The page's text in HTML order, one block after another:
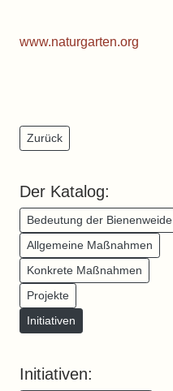
www.naturgarten.org
Zurück
Der Katalog:
Bedeutung der Bienenweide
Allgemeine Maßnahmen
Konkrete Maßnahmen
Projekte
Initiativen
Initiativen: